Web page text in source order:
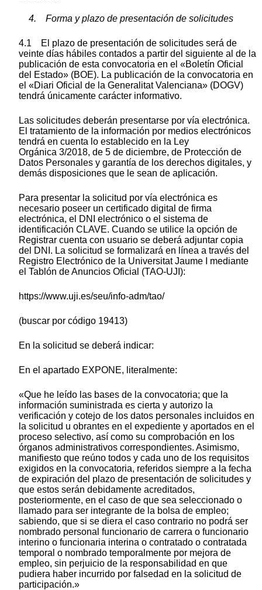
4. Forma y plazo de presentación de solicitudes
4.1 El plazo de presentación de solicitudes será de
veinte días hábiles contados a partir del siguiente al de la
publicación de esta convocatoria en el «Boletín Oficial
del Estado» (BOE). La publicación de la convocatoria en
el «Diari Oficial de la Generalitat Valenciana» (DOGV)
tendrá únicamente carácter informativo.
Las solicitudes deberán presentarse por vía electrónica.
El tratamiento de la información por medios electrónicos
tendrá en cuenta lo establecido en la Ley
Orgánica 3/2018, de 5 de diciembre, de Protección de
Datos Personales y garantía de los derechos digitales, y
demás disposiciones que le sean de aplicación.
Para presentar la solicitud por vía electrónica es
necesario poseer un certificado digital de firma
electrónica, el DNI electrónico o el sistema de
identificación CLAVE. Cuando se utilice la opción de
Registrar cuenta con usuario se deberá adjuntar copia
del DNI. La solicitud se formalizará en línea a través del
Registro Electrónico de la Universitat Jaume I mediante
el Tablón de Anuncios Oficial (TAO-UJI):
https://www.uji.es/seu/info-adm/tao/
(buscar por código 19413)
En la solicitud se deberá indicar:
En el apartado EXPONE, literalmente:
«Que he leído las bases de la convocatoria; que la
información suministrada es cierta y autorizo la
verificación y cotejo de los datos personales incluidos en
la solicitud u obrantes en el expediente y aportados en el
proceso selectivo, así como su comprobación en los
órganos administrativos correspondientes. Asimismo,
manifiesto que reúno todos y cada uno de los requisitos
exigidos en la convocatoria, referidos siempre a la fecha
de expiración del plazo de presentación de solicitudes y
que estos serán debidamente acreditados,
posteriormente, en el caso de que sea seleccionado o
llamado para ser integrante de la bolsa de empleo;
sabiendo, que si se diera el caso contrario no podrá ser
nombrado personal funcionario de carrera o funcionario
interino o funcionaria interina o contratado o contratada
temporal o nombrado temporalmente por mejora de
empleo, sin perjuicio de la responsabilidad en que
pudiera haber incurrido por falsedad en la solicitud de
participación.»